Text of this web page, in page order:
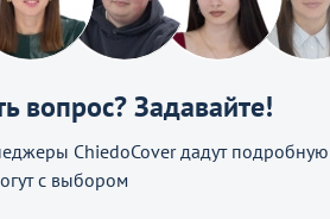
вопрос? Задавайте!
ChiedoCover дадут подробную
с выбором